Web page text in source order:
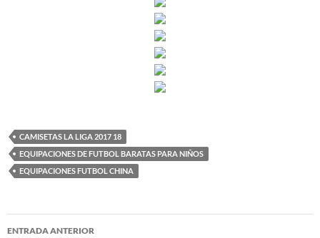
CAMISETAS LA LIGA 2017 18
EQUIPACIONES DE FUTBOL BARATAS PARA NIÑOS
EQUIPACIONES FUTBOL CHINA
Navegación
ENTRADA ANTERIOR